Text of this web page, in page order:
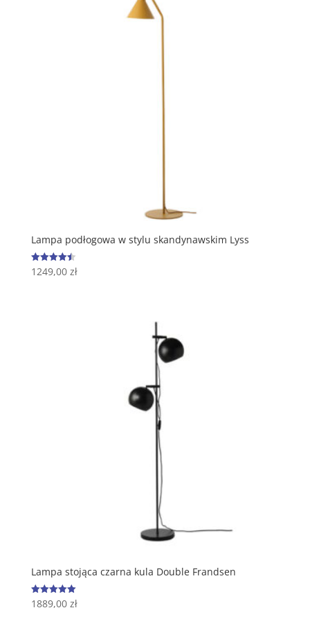
Lampa podłogowa w stylu skandynawskim Lyss
Oceniono
4.50
1249,00 zł
Lampa stojąca czarna kula Double Frandsen
Oceniono
5.00
1889,00 zł